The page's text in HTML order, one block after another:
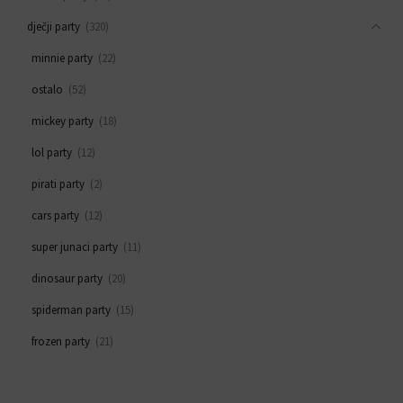
dječji party (320)
minnie party (22)
ostalo (52)
mickey party (18)
lol party (12)
pirati party (2)
cars party (12)
super junaci party (11)
dinosaur party (20)
spiderman party (15)
frozen party (21)